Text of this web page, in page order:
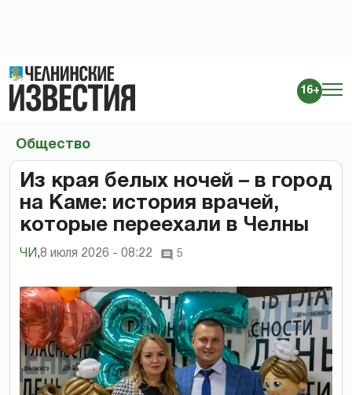
16+
Общество
Из края белых ночей – в город
на Каме: история врачей,
которые переехали в Челны
ЧИ ,8 июля 2026 - 08:22 5